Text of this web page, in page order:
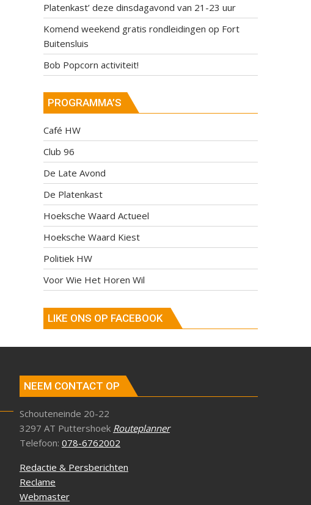
Platenkast’ deze dinsdagavond van 21-23 uur
Komend weekend gratis rondleidingen op Fort
Buitensluis
Bob Popcorn activiteit!
PROGRAMMA’S
Café HW
Club 96
De Late Avond
De Platenkast
Hoeksche Waard Actueel
Hoeksche Waard Kiest
Politiek HW
Voor Wie Het Horen Wil
LIKE ONS OP FACEBOOK
NEEM CONTACT OP
Schouteneinde 20-22
3297 AT Puttershoek Routeplanner
Telefoon: 078-6762002
Redactie & Persberichten
Reclame
Webmaster